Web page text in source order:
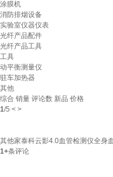
涂膜机
消防排烟设备
实验室仪器仪表
光纤产品配件
光纤产品工具
工具
动平衡测量仪
驻车加热器
其他
综合 销量 评论数 新品 价格
1/5 < >
其他家泰科云影4.0血管检测仪全身
1+条评论